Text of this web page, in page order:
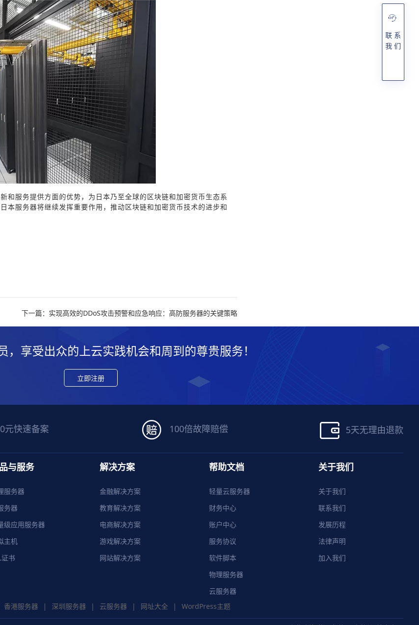
和服务提供方面的优势，为日本乃至全球的区块链和加密货币生态系
本服务器将继续发挥重要作用，推动区块链和加密货币技术的进步和
下一篇：实现高效的DDoS攻击预警和应急响应：高防服务器的关键策略
，享受出众的上云实践机会和周到的尊贵服务！
立即注册
0元快速备案 100倍故障赔偿 5天无理由退款
与服务
服务器
务器
级应用服务器
主机
证书
解决方案
金融解决方案
教育解决方案
电商解决方案
游戏解决方案
网站解决方案
帮助文档
轻量云服务器
财务中心
账户中心
服务协议
软件脚本
物理服务器
云服务器
关于我们
关于我们
联系我们
发展历程
法律声明
加入我们
香港服务器 | 深圳服务器 | 云服务器 | 网址大全 | WordPress主题
联 系
我 们